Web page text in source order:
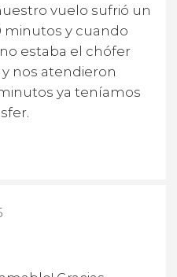
vuelo sufrió un
minutos y cuando
estaba el chófer
nos atendieron
ya teníamos